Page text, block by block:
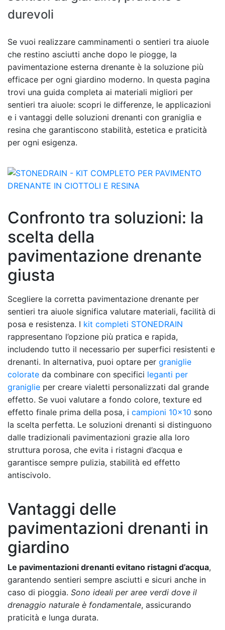
durevoli
Se vuoi realizzare camminamenti o sentieri tra aiuole
che restino asciutti anche dopo le piogge, la
pavimentazione esterna drenante è la soluzione più
efficace per ogni giardino moderno. In questa pagina
trovi una guida completa ai materiali migliori per
sentieri tra aiuole: scopri le differenze, le applicazioni
e i vantaggi delle soluzioni drenanti con graniglia e
resina che garantiscono stabilità, estetica e praticità
per ogni esigenza.
Confronto tra soluzioni: la
scelta della
pavimentazione drenante
giusta
Scegliere la corretta pavimentazione drenante per
sentieri tra aiuole significa valutare materiali, facilità di
posa e resistenza. I kit completi STONEDRAIN
rappresentano l’opzione più pratica e rapida,
includendo tutto il necessario per superfici resistenti e
drenanti. In alternativa, puoi optare per graniglie
colorate da combinare con specifici leganti per
graniglie per creare vialetti personalizzati dal grande
effetto. Se vuoi valutare a fondo colore, texture ed
effetto finale prima della posa, i campioni 10×10 sono
la scelta perfetta. Le soluzioni drenanti si distinguono
dalle tradizionali pavimentazioni grazie alla loro
struttura porosa, che evita i ristagni d’acqua e
garantisce sempre pulizia, stabilità ed effetto
antiscivolo.
Vantaggi delle
pavimentazioni drenanti in
giardino
Le pavimentazioni drenanti evitano ristagni d’acqua,
garantendo sentieri sempre asciutti e sicuri anche in
caso di pioggia. Sono ideali per aree verdi dove il
drenaggio naturale è fondamentale, assicurando
praticità e lunga durata.